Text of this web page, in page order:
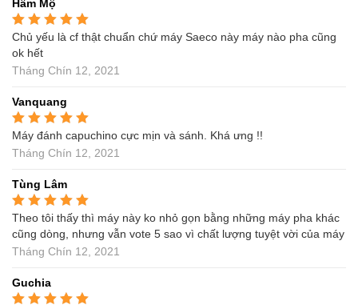
Hâm Mộ
Được xếp hạng55
sao
Chủ yếu là cf thật chuẩn chứ máy Saeco này máy nào pha cũng
ok hết
Tháng Chín 12, 2021
Vanquang
Được xếp hạng55
sao
Máy đánh capuchino cực mịn và sánh. Khá ưng !!
Tháng Chín 12, 2021
Tùng Lâm
Được xếp hạng5 5
sao
Theo tôi thấy thì máy này ko nhỏ gọn bằng những máy pha khác
cũng dòng, nhưng vẫn vote 5 sao vì chất lượng tuyệt vời của máy
Tháng Chín 12, 2021
Guchia